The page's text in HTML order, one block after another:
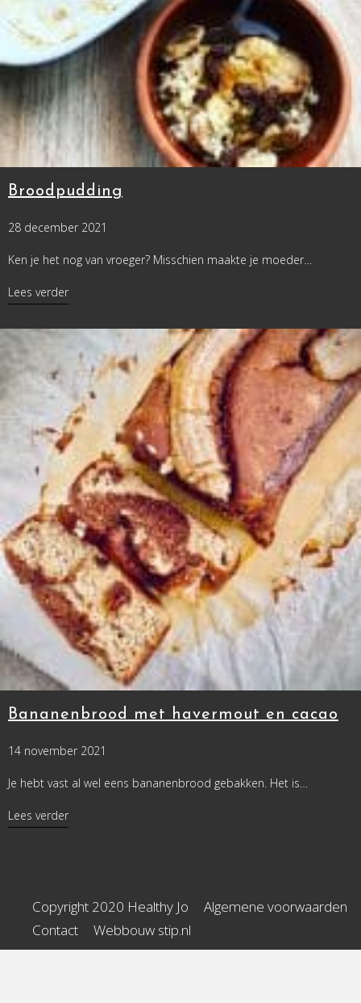
Broodpudding
28 december 2021
Ken je het nog van vroeger? Misschien maakte je moeder…
Lees verderabout Broodpudding
Bananenbrood met havermout en cacao
14 november 2021
Je hebt vast al wel eens bananenbrood gebakken. Het is…
Lees verderabout Bananenbrood met havermout en cacao
Copyright 2020 Healthy Jo
Algemene voorwaarden
Contact
Webbouw stip.nl